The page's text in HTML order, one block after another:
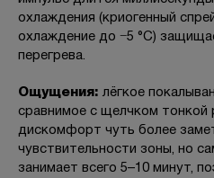
охлаждения (криогенный
охлаждение до −5 °C)
перегрева.
Ощущения: лёгкое
сравнимое с щелчком тонкой
дискомфорт чуть более
чувствительности зоны, но
занимает всего 5–10 минут,